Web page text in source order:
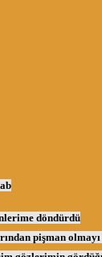
döndürdü
pişman